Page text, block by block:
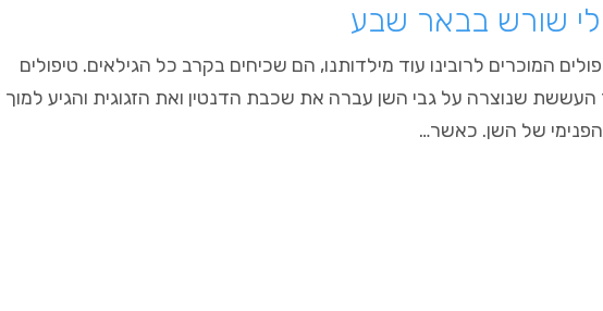
שורש בבאר שבע
המוכרים לרובינו עוד מילדותנו, הם שכיחים בקרב כל הגילאים. טיפולים
שנוצרה על גבי השן עברה את שכבת הדנטין ואת הזגוגית והגיע למוך
של השן. כאשר…